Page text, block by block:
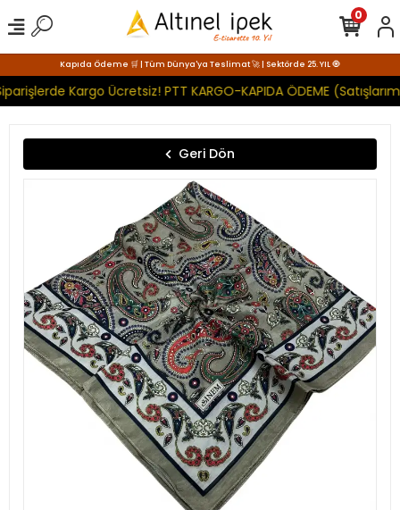
Kapıda Ödeme 🛒 | Tüm Dünya'ya Teslimat 🚀 | Sektörde 25. YIL 🧿
Kargo Ücretsiz! PTT KARGO-KAPIDA ÖDEME
0
Geri Dön